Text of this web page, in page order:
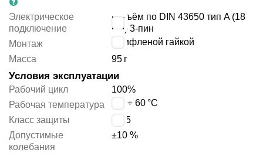
Электрическое
подключение
разъём по DIN 43650 тип A (18
мм) 3-пин
Монтаж
с рифленой гайкой
Масса
95 г
Условия эксплуатации
Рабочий цикл
100%
Рабочая температура
-20 ÷ 60 °C
Класс защиты
IP65
Допустимые
колебания
±10 %